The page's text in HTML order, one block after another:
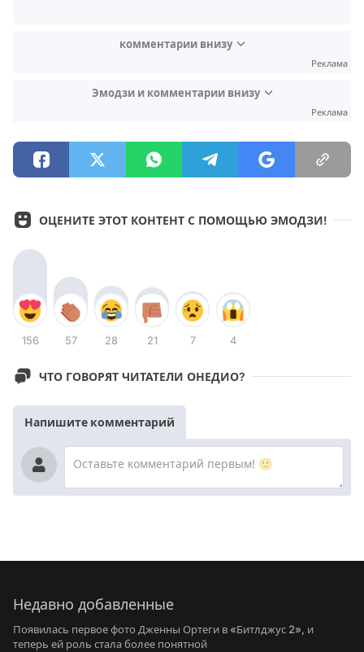
комментарии внизу
Реклама
Эмодзи и комментарии внизу
Реклама
ОЦЕНИТЕ ЭТОТ КОНТЕНТ С ПОМОЩЬЮ ЭМОДЗИ!
156 57 28 21 7 4
ЧТО ГОВОРЯТ ЧИТАТЕЛИ ОНЕДИО?
Напишите комментарий
Недавно добавленные
Появилась первое фото Дженны Ортеги в «Битлджус 2», и
теперь ей роль стала более понятной